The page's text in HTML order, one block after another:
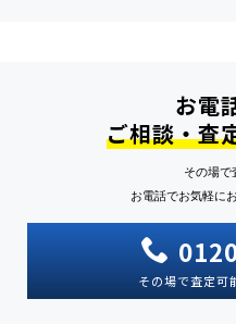
お電
ご相談・査
その場で
お電話でお気軽に
その場で査定